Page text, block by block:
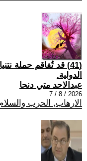
(41) قد تُفاقم حملة
الدولية.
عبدالاحد متي دنحا
2026 / 8 / 7
الارهاب, الحرب